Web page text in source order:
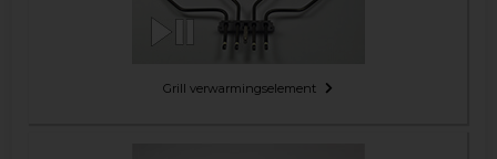
Grill verwarmingselement